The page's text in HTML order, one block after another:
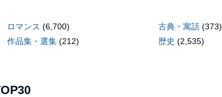
ロマンス (6,700) 古典・寓話 (373)
作品集・選集 (212) 歴史 (2,535)